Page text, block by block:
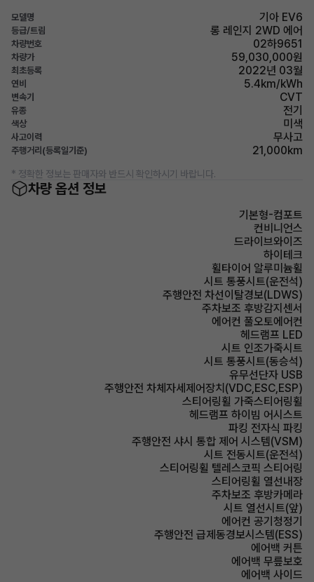
모델명 기아 EV6
등급/트림 롱 레인지 2WD 에어
차량번호 02하9651
차량가 59,030,000원
최초등록 2022년 03월
연비 5.4km/kWh
변속기 CVT
유종 전기
색상 미색
사고이력 무사고
주행거리(등록일기준) 21,000km
* 정확한 정보는 판매자와 반드시 확인하시기 바랍니다.
차량 옵션 정보
기본형-컴포트
컨비니언스
드라이브와이즈
하이테크
휠타이어 알루미늄휠
시트 통풍시트(운전석)
주행안전 차선이탈경보(LDWS)
주차보조 후방감지센서
에어컨 풀오토에어컨
헤드램프 LED
시트 인조가죽시트
시트 통풍시트(동승석)
유무선단자 USB
주행안전 차체자세제어장치(VDC,ESC,ESP)
스티어링휠 가죽스티어링휠
헤드램프 하이빔 어시스트
파킹 전자식 파킹
주행안전 샤시 통합 제어 시스템(VSM)
시트 전동시트(운전석)
스티어링휠 텔레스코픽 스티어링
스티어링휠 열선내장
주차보조 후방카메라
시트 열선시트(앞)
에어컨 공기청정기
주행안전 급제동경보시스템(ESS)
에어백 커튼
에어백 무릎보호
에어백 사이드